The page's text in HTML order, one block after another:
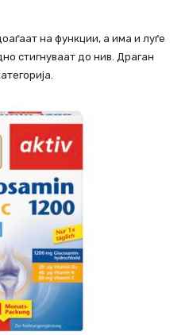
на функции, а има и луѓе
стигнуваат до нив. Драган